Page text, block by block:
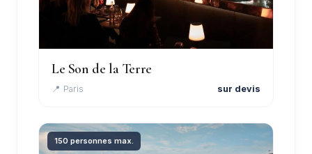
Le Son de la Terre
📍 Paris sur devis
150 personnes max.